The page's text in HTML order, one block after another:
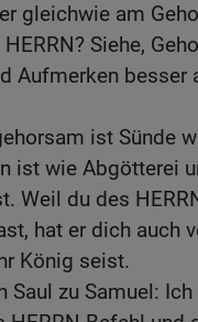
gleichwie am
Siehe,
Aufmerken besser
ist Sünde
ist wie Abgötterei
Weil du des
hat er dich auch
König seist.
Saul zu Samuel: